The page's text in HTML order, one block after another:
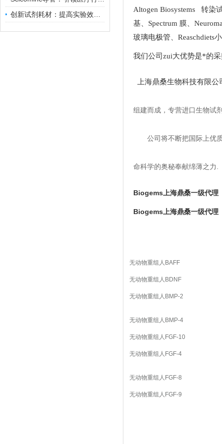
Altogen Biosystems 转染
基
Spectrum 膜
玻璃电极管
Reaschdiets
我们公司zui大优势是*的
上海鼎桑生物科技有限公
组建而成，专营进口生物试
公司将不断把国际上优
命科学的奥秘奉献绵薄之力.
Biogems上海鼎桑一级代理
Biogems上海鼎桑一级代理
无动物重组人BAFF
无动物重组人BDNF
无动物重组人BMP-2
无动物重组人BMP-4
无动物重组人FGF-10
无动物重组人FGF-4
无动物重组人FGF-8
无动物重组人FGF-9